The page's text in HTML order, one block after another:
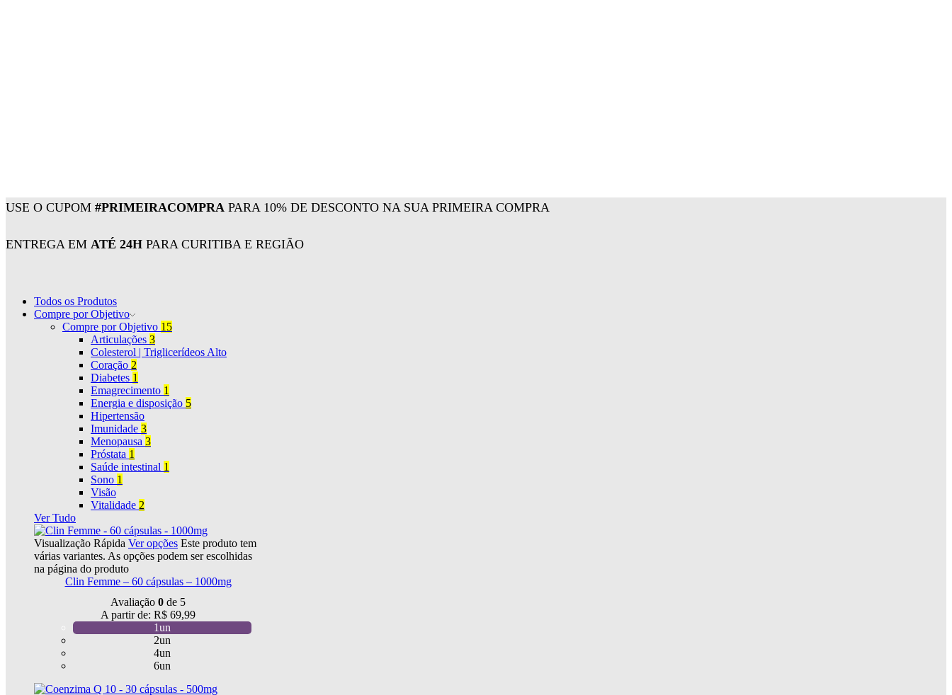
USE O CUPOM #PRIMEIRACOMPRA PARA 10% DE DESCONTO NA SUA PRIMEIRA COMPRA
ENTREGA EM ATÉ 24H PARA CURITIBA E REGIÃO
Todos os Produtos
Compre por Objetivo
Compre por Objetivo 15
Articulações 3
Colesterol | Triglicerídeos Alto
Coração 2
Diabetes 1
Emagrecimento 1
Energia e disposição 5
Hipertensão
Imunidade 3
Menopausa 3
Próstata 1
Saúde intestinal 1
Sono 1
Visão
Vitalidade 2
Ver Tudo
Visualização Rápida Ver opções Este produto tem
várias variantes. As opções podem ser escolhidas
na página do produto
Clin Femme – 60 cápsulas – 1000mg
Avaliação 0 de 5
A partir de: R$ 69,99
1un
2un
4un
6un